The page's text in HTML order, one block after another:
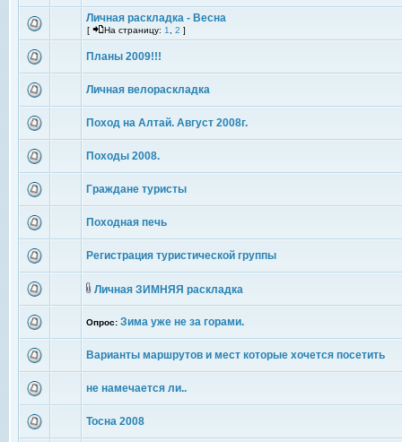
Личная раскладка - Весна
[ На страницу: 1 2 ]
Планы 2009!!!
Личная велораскладка
Поход на Алтай. Август 2008г.
Походы 2008.
Граждане туристы
Походная печь
Регистрация туристической группы
Личная ЗИМНЯЯ раскладка
Опрос: Зима уже не за горами.
Варианты маршрутов и мест которые хочется посетить
не намечается ли..
Тосна 2008